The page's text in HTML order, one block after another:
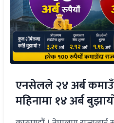
एनसेलले २४ अर्ब
महिनामा १४ अर्ब